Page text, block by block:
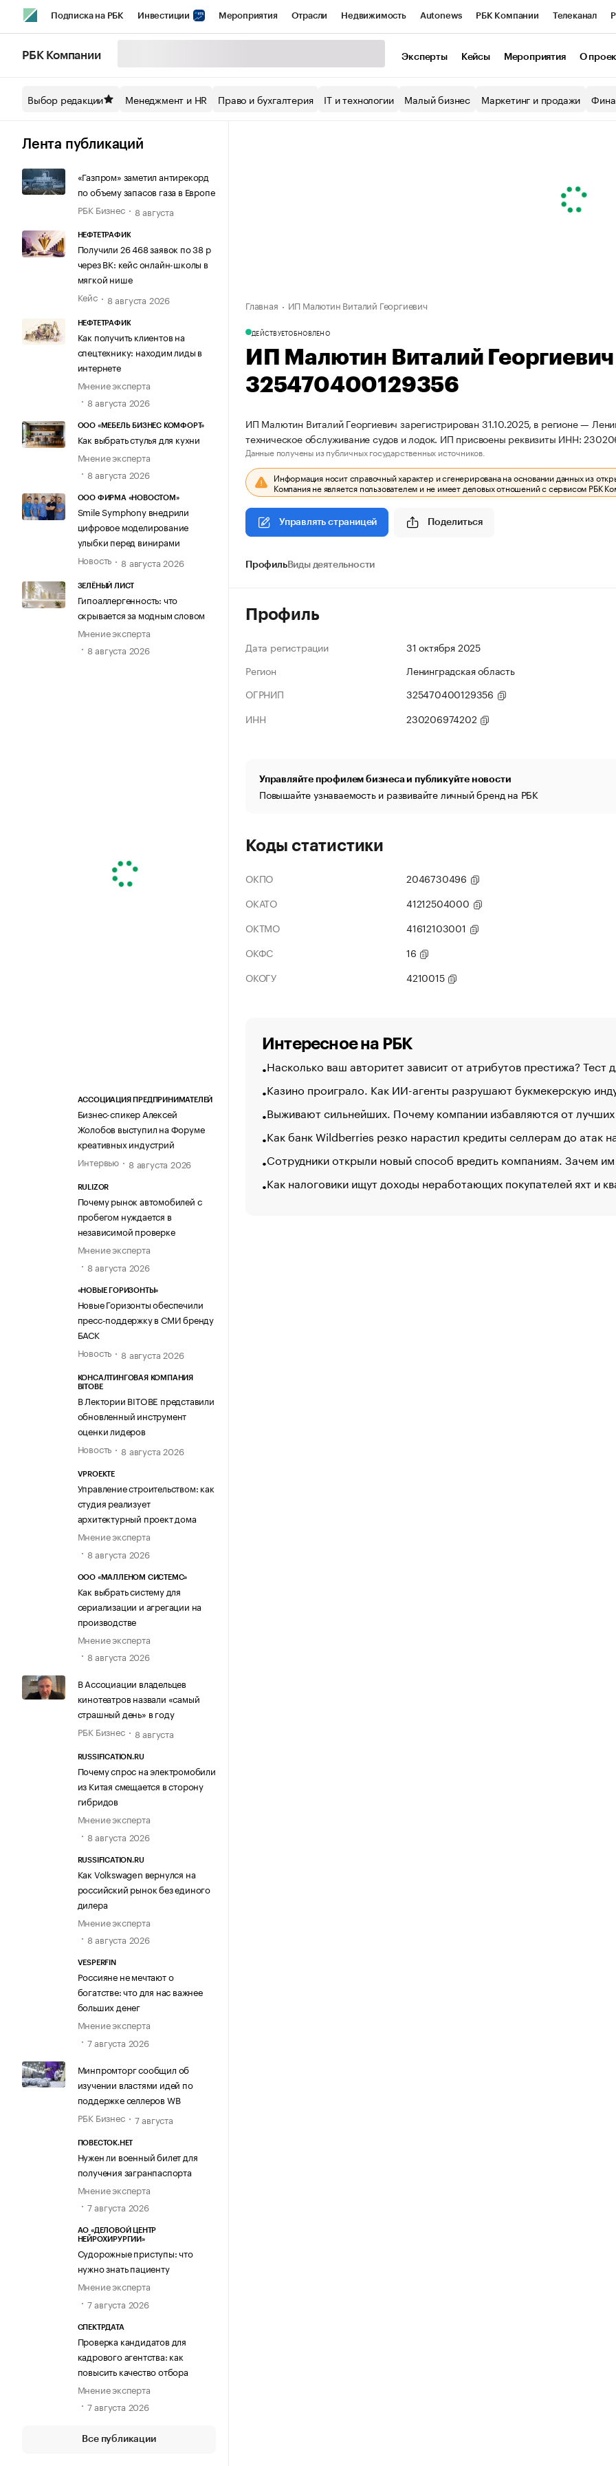
Подписка на РБК Инвестиции Мероприятия Отрасли Недвижимость Autonews РБК Компании Телеканал
Спецпроекты СПб Конференции СПб Спецпроекты Экономика Бизнес
Технологии и медиа
РБК Компании Эксперты Кейсы Мероприятия О
Выбор редакции Менеджмент и HR Право и бухгалтерия IT и технологии Малый бизнес Маркетинг и продажи
Лента публикаций
«Газпром» заметил антирекорд
по объему запасов газа в Европе
РБК Бизнес
8 августа
НЕФТЕТРАФИК
Получили 26 468 заявок по 38 р
через ВК: кейс онлайн-школы в
мягкой нише
Кейс
8 августа 2026
НЕФТЕТРАФИК
Как получить клиентов на
спецтехнику: находим лиды в
интернете
Мнение эксперта
8 августа 2026
ООО «МЕБЕЛЬ БИЗНЕС КОМФОРТ»
Как выбрать стулья для кухни
Мнение эксперта
8 августа 2026
ООО ФИРМА «НОВОСТОМ»
Smile Symphony внедрили
цифровое моделирование
улыбки перед винирами
Новость
8 августа 2026
ЗЕЛЁНЫЙ ЛИСТ
Гипоаллергенность: что
скрывается за модным словом
Мнение эксперта
8 августа 2026
АССОЦИАЦИЯ ПРЕДПРИНИМАТЕЛЕЙ
Бизнес-спикер Алексей
Жолобов выступил на Форуме
креативных индустрий
Интервью
8 августа 2026
RULIZOR
Почему рынок автомобилей с
пробегом нуждается в
независимой проверке
Мнение эксперта
8 августа 2026
«НОВЫЕ ГОРИЗОНТЫ»
Новые Горизонты обеспечили
пресс-поддержку в СМИ бренду
БАСК
Новость
8 августа 2026
КОНСАЛТИНГОВАЯ КОМПАНИЯ
BITOBE
В Лектории BITOBE представили
обновленный инструмент
оценки лидеров
Новость
8 августа 2026
VPROEKTE
Управление строительством: как
студия реализует
архитектурный проект дома
Мнение эксперта
8 августа 2026
ООО «МАЛЛЕНОМ СИСТЕМС»
Как выбрать систему для
сериализации и агрегации на
производстве
Мнение эксперта
8 августа 2026
В Ассоциации владельцев
кинотеатров назвали «самый
страшный день» в году
РБК Бизнес
8 августа
RUSSIFICATION.RU
Почему спрос на электромобили
из Китая смещается в сторону
гибридов
Мнение эксперта
8 августа 2026
RUSSIFICATION.RU
Как Volkswagen вернулся на
российский рынок без единого
дилера
Мнение эксперта
8 августа 2026
VESPERFIN
Россияне не мечтают о
богатстве: что для нас важнее
больших денег
Мнение эксперта
7 августа 2026
Минпромторг сообщил об
изучении властями идей по
поддержке селлеров WB
РБК Бизнес
7 августа
ПОВЕСТОК.НЕТ
Нужен ли военный билет для
получения загранпаспорта
Мнение эксперта
7 августа 2026
АО «ДЕЛОВОЙ ЦЕНТР
НЕЙРОХИРУРГИИ»
Судорожные приступы: что
нужно знать пациенту
Мнение эксперта
7 августа 2026
СПЕКТРДАТА
Проверка кандидатов для
кадрового агентства: как
повысить качество отбора
Мнение эксперта
7 августа 2026
Все публикации
Главная ИП Малютин Виталий Георгиевич
ДЕЙСТВУЕТОБНОВЛЕНО
ИП Малютин Виталий
325470400129356
ИП Малютин Виталий Георгиевич зарегистрирован 31.10.2025, в регионе —
техническое обслуживание судов и лодок. ИП присвоены реквизиты ИНН:
Данные получены из публичных государственных источников.
Информация носит справочный характер и сгенерирована на основании данных из
Компания не является пользователем и не имеет деловых отношений с сервисом РБК
Управлять страницей Поделиться
ПрофильВиды деятельности
Профиль
Дата регистрации
31 октября 2025
Регион
Ленинградская область
ОГРНИП
325470400129356
ИНН
230206974202
Управляйте профилем бизнеса и публикуйте новости
Повышайте узнаваемость и развивайте личный бренд на РБК
Коды статистики
ОКПО
2046730496
ОКАТО
41212504000
ОКТМО
41612103001
ОКФС
16
ОКОГУ
4210015
Интересное на РБК
Насколько ваш авторитет зависит от атрибутов престижа? Тест
Казино проиграло. Как ИИ-агенты разрушают букмекерскую
Выживают сильнейших. Почему компании избавляются от лучших
Как банк Wildberries резко нарастил кредиты селлерам до атак
Сотрудники открыли новый способ вредить компаниям. Зачем
Как налоговики ищут доходы неработающих покупателей яхт и